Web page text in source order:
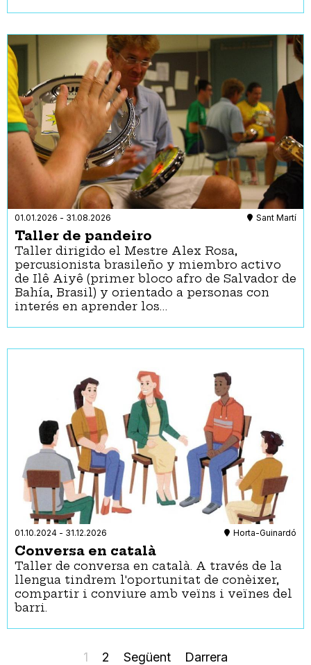
01.01.2026 - 31.08.2026 Sant Martí
Taller de pandeiro
Taller dirigido el Mestre Alex Rosa,
percusionista brasileño y miembro activo
de Ilê Aiyê (primer bloco afro de Salvador de
Bahía, Brasil) y orientado a personas con
interés en aprender los…
01.10.2024 - 31.12.2026 Horta-Guinardó
Conversa en català
Taller de conversa en català. A través de la
llengua tindrem l'oportunitat de conèixer,
compartir i conviure amb veïns i veïnes del
barri.
Pàgina
1 Page
2
Pàgina
Següent
Última
Darrera